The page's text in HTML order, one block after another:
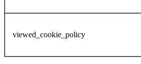
viewed_cookie_policy